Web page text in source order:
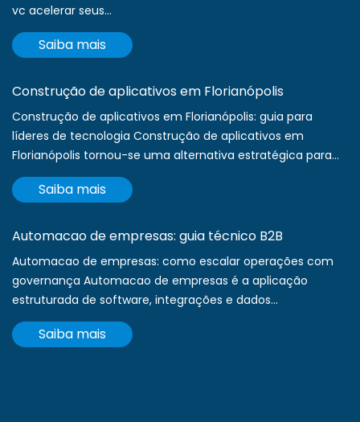
vc acelerar seus...
Saiba mais
Construção de aplicativos em Florianópolis
Construção de aplicativos em Florianópolis: guia para
líderes de tecnologia Construção de aplicativos em
Florianópolis tornou-se uma alternativa estratégica para...
Saiba mais
Automacao de empresas: guia técnico B2B
Automacao de empresas: como escalar operações com
governança Automacao de empresas é a aplicação
estruturada de software, integrações e dados...
Saiba mais